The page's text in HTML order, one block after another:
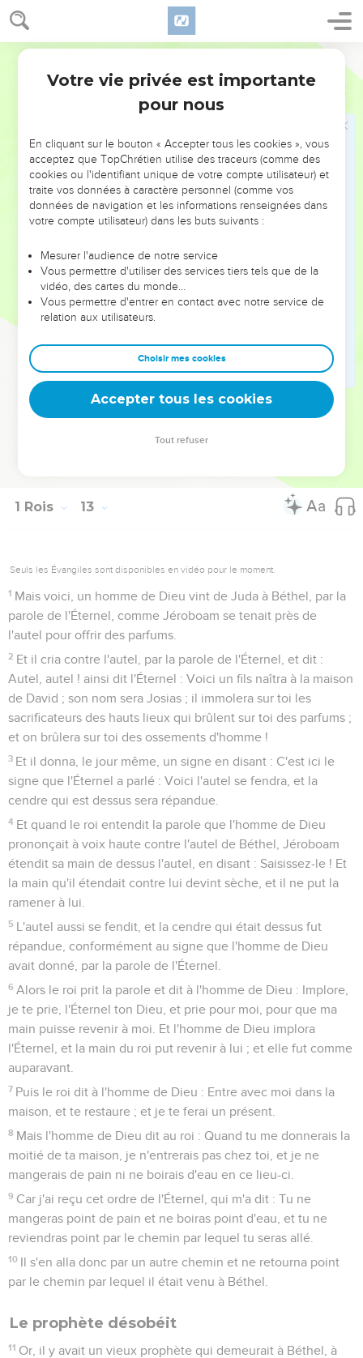
1 Rois 12
tournera vers son seigneur Roboam, roi de Juda ; ils me
tueront, et ils retourneront à Roboam, roi de Juda.
Et le roi, ayant pris conseil, fit deux veaux d'or et dit au
peuple : C'est trop pour vous de monter à Jérusalem. Voici
tes dieux, ô Israël, qui t'ont fait monter hors du pays
Et il en mit un à Béthel, et plaça l'autre à Dan.
Et ce fut une occasion de péché ; car le peuple alla même,
devant l'un des veaux, jusqu'à Dan.
Il fit aussi des maisons dans les hauts lieux ; et il établit des
sacrificateurs pris de tout le peuple et qui n'étaient pas des
Et Jéroboam fit une fête au huitième mois, le quinzième
jour du mois, comme la fête qu'on célébrait en Juda, et il
offrit des sacrifices sur l'autel. Il fit ainsi à Béthel, sacrifiant
aux veaux qu'il avait faits ; et il établit à Béthel les
sacrificateurs des hauts lieux qu'il avait faits.
Le culte de Béthel est condamné
Et le quinzième jour du huitième mois, du mois qu'il avait
imaginé de lui-même, il offrit des sacrifices sur l'autel qu'il
1 Rois 13
Seuls les Évangiles sont disponibles en vidéo pour le moment.
1 Mais voici, un homme de Dieu vint de Juda à Béthel, par la
parole de l'Éternel, comme Jéroboam se tenait près de
l'autel pour offrir des parfums.
2 Et il cria contre l'autel, par la parole de l'Éternel, et dit :
Autel, autel ! ainsi dit l'Éternel : Voici un fils naîtra à la maison
de David ; son nom sera Josias ; il immolera sur toi les
sacrificateurs des hauts lieux qui brûlent sur toi des parfums ;
et on brûlera sur toi des ossements d'homme !
3 Et il donna, le jour même, un signe en disant : C'est ici le
signe que l'Éternel a parlé : Voici l'autel se fendra, et la
cendre qui est dessus sera répandue.
4 Et quand le roi entendit la parole que l'homme de Dieu
prononçait à voix haute contre l'autel de Béthel, Jéroboam
étendit sa main de dessus l'autel, en disant : Saisissez-le ! Et
la main qu'il étendait contre lui devint sèche, et il ne put la
ramener à lui.
5 L'autel aussi se fendit, et la cendre qui était dessus fut
répandue, conformément au signe que l'homme de Dieu
avait donné, par la parole de l'Éternel.
6 Alors le roi prit la parole et dit à l'homme de Dieu : Implore,
je te prie, l'Éternel ton Dieu, et prie pour moi, pour que ma
main puisse revenir à moi. Et l'homme de Dieu implora
l'Éternel, et la main du roi put revenir à lui ; et elle fut comme
auparavant.
7 Puis le roi dit à l'homme de Dieu : Entre avec moi dans la
maison, et te restaure ; et je te ferai un présent.
8 Mais l'homme de Dieu dit au roi : Quand tu me donnerais la
moitié de ta maison, je n'entrerais pas chez toi, et je ne
mangerais de pain ni ne boirais d'eau en ce lieu-ci.
9 Car j'ai reçu cet ordre de l'Éternel, qui m'a dit : Tu ne
mangeras point de pain et ne boiras point d'eau, et tu ne
reviendras point par le chemin par lequel tu seras allé.
10 Il s'en alla donc par un autre chemin et ne retourna point
par le chemin par lequel il était venu à Béthel.
Le prophète désobéit
11 Or, il y avait un vieux prophète qui demeurait à Béthel, à
Votre vie privée est importante
pour nous
En cliquant sur le bouton « Accepter tous les cookies », vous
acceptez que TopChrétien utilise des traceurs (comme des
cookies ou l'identifiant unique de votre compte utilisateur) et
traite vos données à caractère personnel (comme vos
données de navigation et les informations renseignées dans
votre compte utilisateur) dans les buts suivants :
Mesurer l'audience de notre service
Vous permettre d'utiliser des services tiers tels que de la
vidéo, des cartes du monde…
Vous permettre d'entrer en contact avec notre service de
relation aux utilisateurs.
Choisir mes cookies
Accepter tous les cookies
Tout refuser